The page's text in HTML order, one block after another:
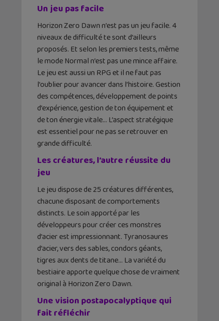
Un jeu pas facile
Horizon Zero Dawn n’est pas un jeu facile. 4
niveaux de difficulté te sont d’ailleurs
proposés. Et selon les premiers tests, même
le mode Normal n’est pas une mince affaire.
Le jeu est aussi un RPG et il ne faut pas
l’oublier pour avancer dans l’histoire. Gestion
des compétences, développement de points
d’expérience, gestion de ton équipement et
de ton énergie vitale… L’aspect stratégique
est essentiel pour ne pas se retrouver en
grande difficulté.
Les créatures, l’autre réussite du
jeu
Le jeu dispose de 25 créatures différentes,
chacune disposant de comportements
distincts. Le soin apporté par les
développeurs pour créer ces monstres
d’acier est impressionnant. Tyranosaures
d’acier, vers des sables, condors géants,
tigres aux dents de titane… La variété du
bestiaire apporte quelque chose de vraiment
original à Horizon Zero Dawn.
Une vision postapocalyptique qui
fait réfléchir